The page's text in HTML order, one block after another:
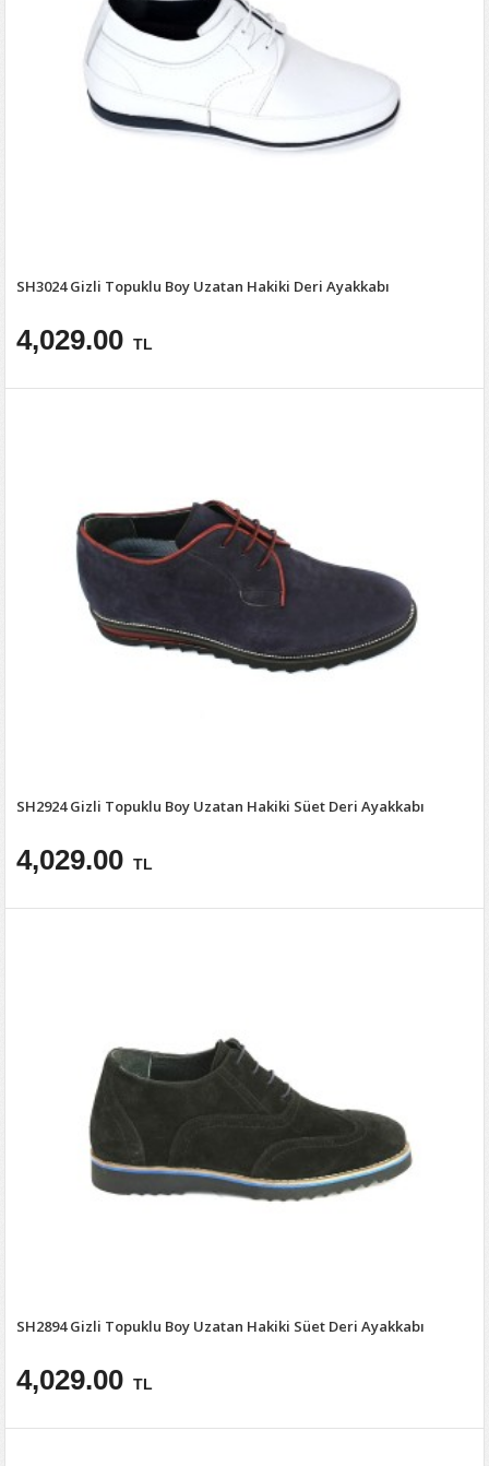
SH3024 Gizli Topuklu Boy Uzatan Hakiki Deri Ayakkabı
4,029.00 TL
SH2924 Gizli Topuklu Boy Uzatan Hakiki Süet Deri Ayakkabı
4,029.00 TL
SH2894 Gizli Topuklu Boy Uzatan Hakiki Süet Deri Ayakkabı
4,029.00 TL